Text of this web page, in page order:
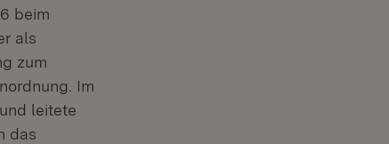
beim
als
zum
Im
leitete
das